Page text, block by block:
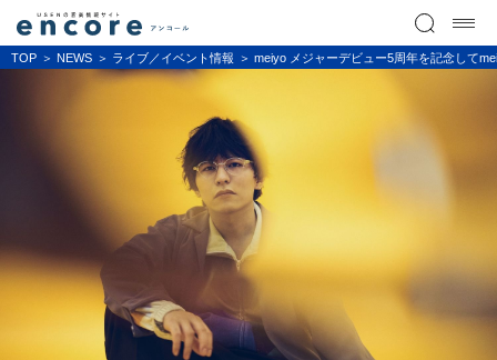
TOP NEWS ライブ／イベント情報 meiyo メジャーデビュー5周年を記念して